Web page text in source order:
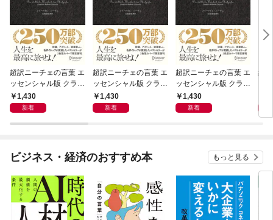
超訳ニーチェの言葉 エ
ッセンシャル版 クラシ
ックカバー赤箔
1,430
新着
超訳ニーチェの言葉 エ
ッセンシャル版 クラシ
ックカバー金箔
1,430
新着
超訳ニーチェの言葉 エ
ッセンシャル版 クラシ
ックカバー銀箔
1,430
新着
組
ビジネス・経済のおすすめ本 もっと見る